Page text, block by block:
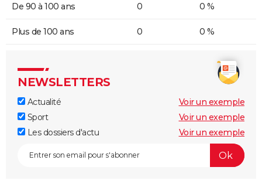
De 90 à 100 ans 0 0 %
Plus de 100 ans 0 0 %
NEWSLETTERS
Actualité
Voir un exemple
Sport
Voir un exemple
Les dossiers d'actu
Voir un exemple